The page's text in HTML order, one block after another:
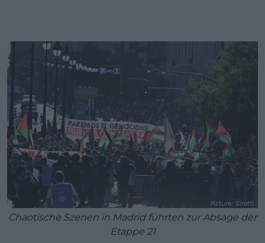
Chaotische Szenen in Madrid führten zur Absage der
Etappe 21